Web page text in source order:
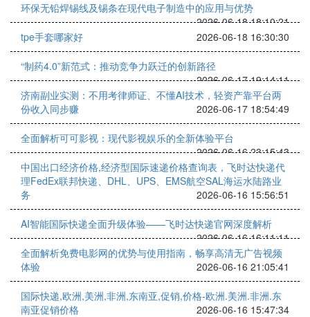
环保无铅焊锡线及锡条在现代电子制造中的应用与优势
2026-06-18 18:10:21
tpe手套哪家好
2026-06-18 16:30:30
“制药4.0”新范式：推动竞争力跃迁的创新路径
2026-06-17 19:14:11
济南副业实测：不用考律师证、不懂AI技术，轻资产靠平台两
份收入同步赚
2026-06-17 18:54:49
全面解析可可影视：现代影视娱乐的全新体验平台
2026-06-16 23:15:43
中国出口经济价格,经济型国际速递价格查询表，飞时达快递代
理FedEx联邦快递、DHL、UPS、EMS航空SAL海运水陆路业
务
2026-06-16 15:56:51
AI智能国际快递全面升级体验——飞时达快递官网深度解析
2026-06-16 16:11:11
全面解析免费电影网的优势与使用指南，畅享高清无广告视频
体验
2026-06-16 21:05:41
国际快递,欧洲,美洲,非洲,东南亚,促销,价格-欧洲.美洲.非洲.东
南亚促销价格
2026-06-16 15:47:34